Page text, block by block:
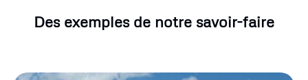
Des exemples de notre savoir-faire